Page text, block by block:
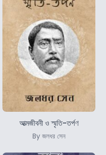
আত্মজীবনী ও স্মৃতি-তর্পণ
By জলধর সেন